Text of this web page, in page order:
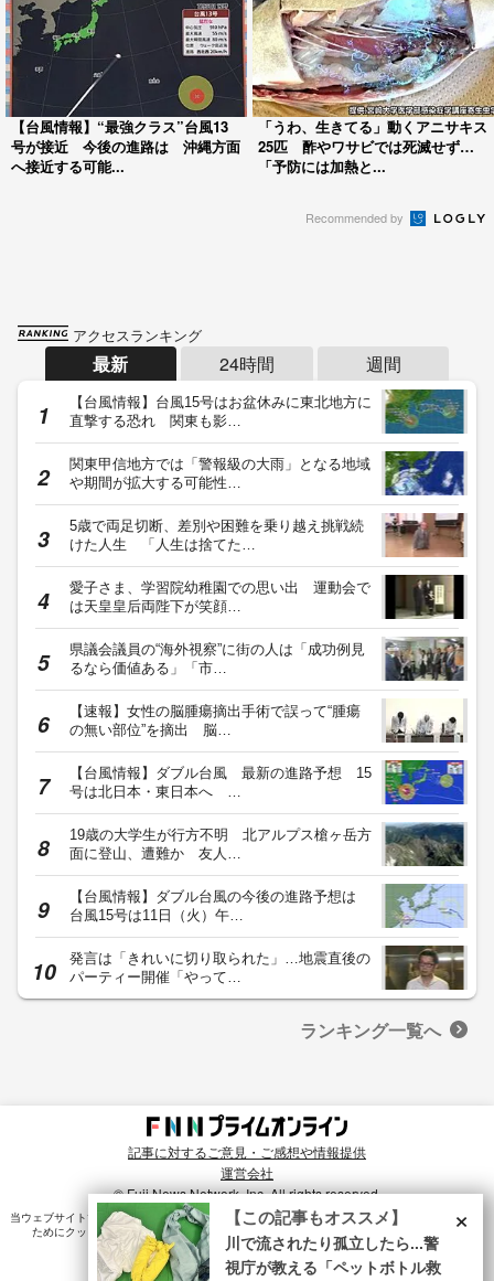
【台風情報】“最強クラス”台風13
号が接近 今後の進路は 沖縄方面
へ接近する可能...
「うわ、生きてる」動くアニサキス
25匹 酢やワサビでは死滅せず…
「予防には加熱と...
Recommended by
アクセスランキング
最新 24時間 週間
【台風情報】台風15号はお盆休みに東北地方に
直撃する恐れ 関東も影…
関東甲信地方では「警報級の大雨」となる地域
や期間が拡大する可能性…
5歳で両足切断、差別や困難を乗り越え挑戦続
けた人生 「人生は捨てた…
愛子さま、学習院幼稚園での思い出 運動会で
は天皇皇后両陛下が笑顔…
県議会議員の“海外視察”に街の人は「成功例見
るなら価値ある」「市…
【速報】女性の脳腫瘍摘出手術で誤って“腫瘍
の無い部位”を摘出 脳…
【台風情報】ダブル台風 最新の進路予想 15
号は北日本・東日本へ …
19歳の大学生が行方不明 北アルプス槍ヶ岳方
面に登山、遭難か 友人…
【台風情報】ダブル台風の今後の進路予想は
台風15号は11日（火）午…
発言は「きれいに切り取られた」…地震直後の
パーティー開催「やって…
ランキング一覧へ
記事に対するご意見・ご感想や情報提供
運営会社
© Fuji News Network, Inc. All rights reserved.
当ウェブサイトでは、ユーザのニーズ・興味・関⼼に合致したコンテンツや広告配信を提供する
ためにクッキーを使⽤しています。詳細は、プライバシーポリシー をご確認ください。×
【この記事もオススメ】
川で流されたり孤立したら...警
視庁が教える「ペットボトル救